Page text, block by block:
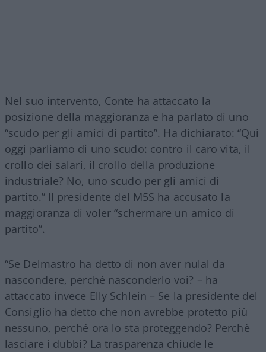
Nel suo intervento, Conte ha attaccato la
posizione della maggioranza e ha parlato di uno
“scudo per gli amici di partito”. Ha dichiarato: “Qui
oggi parliamo di uno scudo: contro il caro vita, il
crollo dei salari, il crollo della produzione
industriale? No, uno scudo per gli amici di
partito.” Il presidente del M5S ha accusato la
maggioranza di voler “schermare un amico di
partito”.
“Se Delmastro ha detto di non aver nulal da
nascondere, perché nasconderlo voi? – ha
attaccato invece Elly Schlein – Se la presidente del
Consiglio ha detto che non avrebbe protetto più
nessuno, perché ora lo sta proteggendo? Perchè
lasciare i dubbi? La trasparenza chiude le